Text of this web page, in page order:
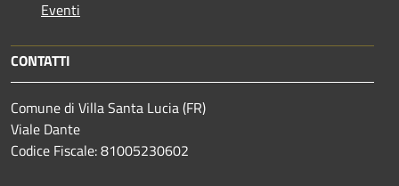
Eventi
CONTATTI
Comune di Villa Santa Lucia (FR)
Viale Dante
Codice Fiscale: 81005230602